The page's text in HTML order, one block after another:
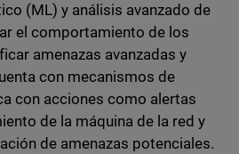
(ML) y análisis avanzado de
el comportamiento de los
amenazas avanzadas y
con mecanismos de
con acciones como alertas
de la máquina de la red y
de amenazas potenciales.